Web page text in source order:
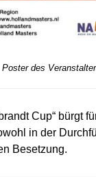
Poster des
Cup“ bürgt
in der
Besetzung.